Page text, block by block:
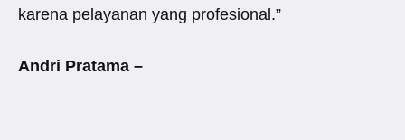
karena pelayanan yang profesional.”
Andri Pratama –